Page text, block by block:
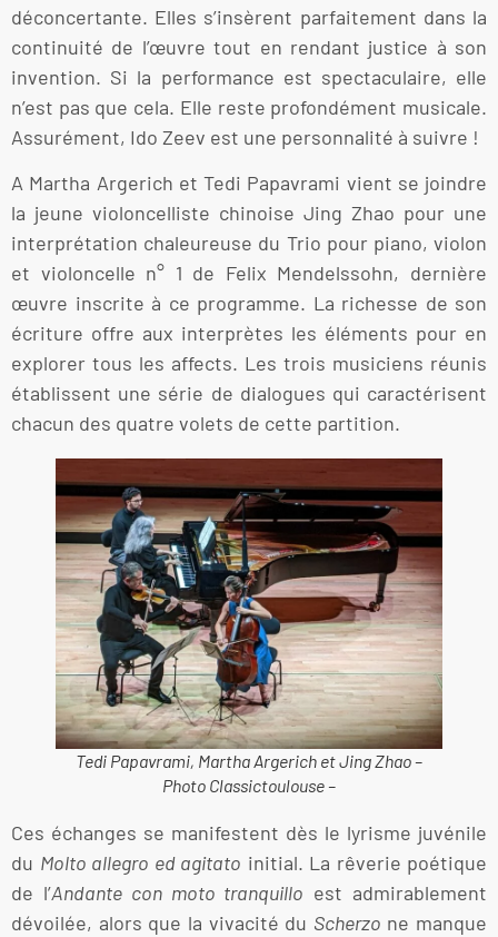
déconcertante. Elles s’insèrent parfaitement dans la
continuité de l’œuvre tout en rendant justice à son
invention. Si la performance est spectaculaire, elle
n’est pas que cela. Elle reste profondément musicale.
Assurément, Ido Zeev est une personnalité à suivre !
A Martha Argerich et Tedi Papavrami vient se joindre
la jeune violoncelliste chinoise Jing Zhao pour une
interprétation chaleureuse du Trio pour piano, violon
et violoncelle n° 1 de Felix Mendelssohn, dernière
œuvre inscrite à ce programme. La richesse de son
écriture offre aux interprètes les éléments pour en
explorer tous les affects. Les trois musiciens réunis
établissent une série de dialogues qui caractérisent
chacun des quatre volets de cette partition.
Tedi Papavrami, Martha Argerich et Jing Zhao –
Photo Classictoulouse –
Ces échanges se manifestent dès le lyrisme juvénile
du Molto allegro ed agitato initial. La rêverie poétique
de l’Andante con moto tranquillo est admirablement
dévoilée, alors que la vivacité du Scherzo ne manque